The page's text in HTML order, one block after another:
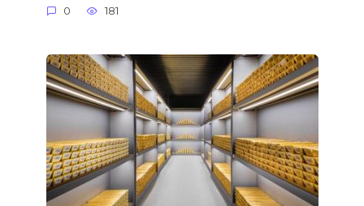
0 181